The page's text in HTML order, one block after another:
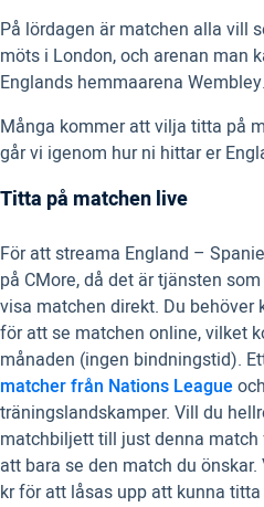
På lördagen är matchen alla vill
möts i London, och arenan man
Englands hemmaarena Wembley.
Många kommer att vilja titta på
går vi igenom hur ni hittar er
Titta på matchen live
För att streama England –
på CMore, då det är tjänsten
visa matchen direkt. Du behöver
för att se matchen online, vilket
månaden (ingen bindningstid).
matcher från Nations League
träningslandskamper. Vill du
matchbiljett till just denna
att bara se den match du
kr för att låsas upp att kunna